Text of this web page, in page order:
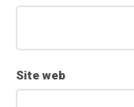
Site web